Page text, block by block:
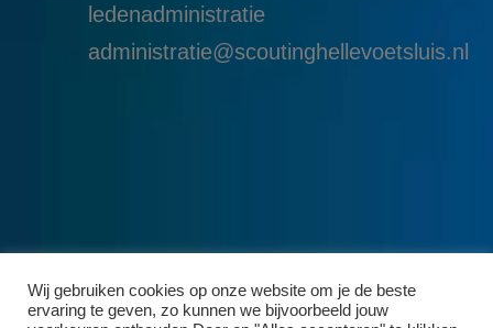
ledenadministratie
administratie@scoutinghellevoetsluis.nl
Wij gebruiken cookies op onze website om je de beste
ervaring te geven, zo kunnen we bijvoorbeeld jouw